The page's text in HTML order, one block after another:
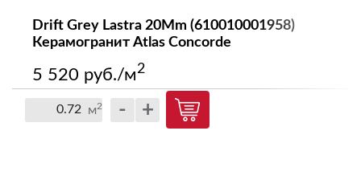
Drift Grey Lastra 20Mm (610010001958)
Керамогранит Atlas Concorde
5 520 руб./м2
м2 - +